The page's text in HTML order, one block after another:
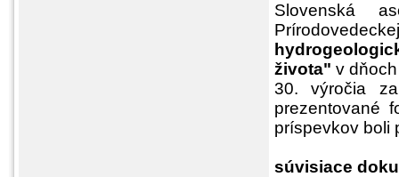
Slovenská
života" v
30. výročia
prezentované
príspevkov boli
súvisiace